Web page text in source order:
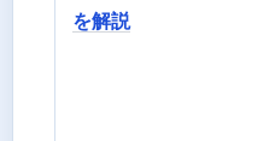
を解説